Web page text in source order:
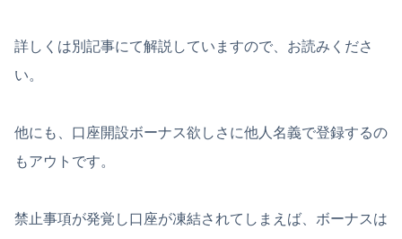
詳しくは別記事にて解説していますので、お読みくださ
い。
他にも、口座開設ボーナス欲しさに他人名義で登録するの
もアウトです。
禁止事項が発覚し口座が凍結されてしまえば、ボーナスは